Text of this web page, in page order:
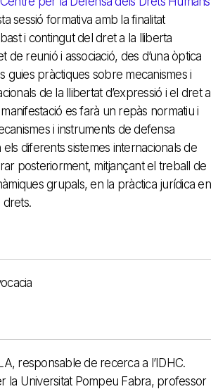
sessió formativa amb la finalitat
i contingut del dret a la lliberta
de reunió i associació, des d’una òptica
guies pràctiques sobre mecanismes i
de la llibertat d’expressió i el dret a
es farà un repàs normatiu i
i instruments de defensa
els diferents sistemes internacionals de
posteriorment, mitjançant el treball de
grupals, en la pràctica jurídica en
drets.
responsable de recerca a l’IDHC.
la Universitat Pompeu Fabra, professor